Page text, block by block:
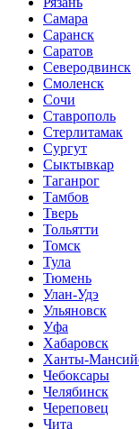
Самара
Саранск
Саратов
Северодвинск
Смоленск
Сочи
Ставрополь
Стерлитамак
Сургут
Сыктывкар
Таганрог
Тамбов
Тверь
Тольятти
Томск
Тула
Тюмень
Улан-Удэ
Ульяновск
Уфа
Хабаровск
Ханты-
Чебоксары
Челябинск
Череповец
Чита